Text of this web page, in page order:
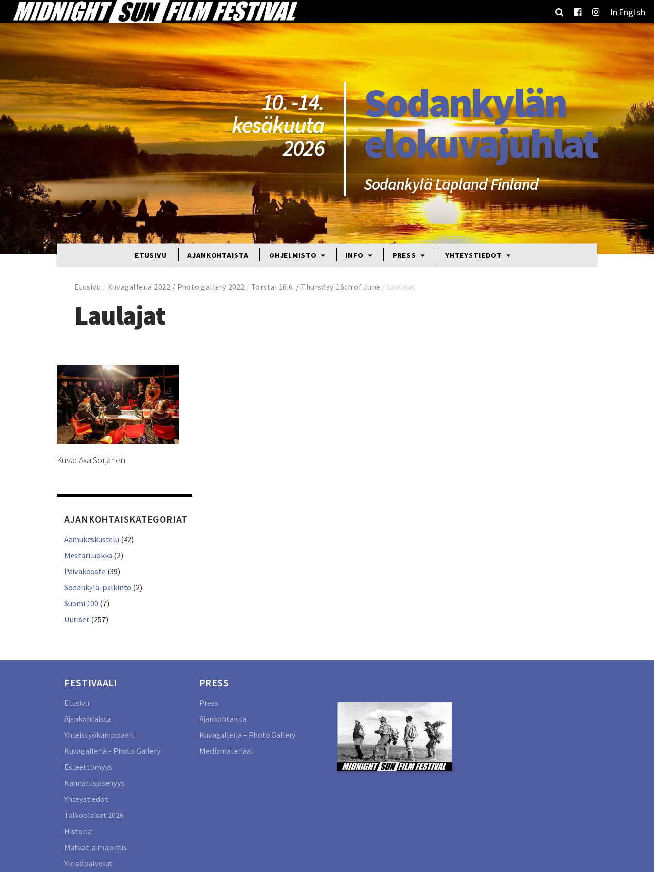
In English
10. -14.
kesäkuuta
2026
Sodankylän
elokuvajuhlat
Sodankylä Lapland Finland
ETUSIVU AJANKOHTAISTA OHJELMISTO INFO PRESS YHTEYSTIEDOT
Etusivu / Kuvagalleria 2022 / Photo gallery 2022 / Torstai 16.6. / Thursday 16th of June / Laulajat
Laulajat
Kuva: Axa Sorjanen
AJANKOHTAISKATEGORIAT
Aamukeskustelu (42)
Mestariluokka (2)
Päiväkooste (39)
Sodankylä-palkinto (2)
Suomi 100 (7)
Uutiset (257)
FESTIVAALI
Etusivu
Ajankohtaista
Yhteistyökumppanit
Kuvagalleria – Photo Gallery
Esteettömyys
Kannatusjäsenyys
Yhteystiedot
Talkoolaiset 2026
Historia
Matkat ja majoitus
Yleisöpalvelut
PRESS
Press
Ajankohtaista
Kuvagalleria – Photo Gallery
Mediamateriaali